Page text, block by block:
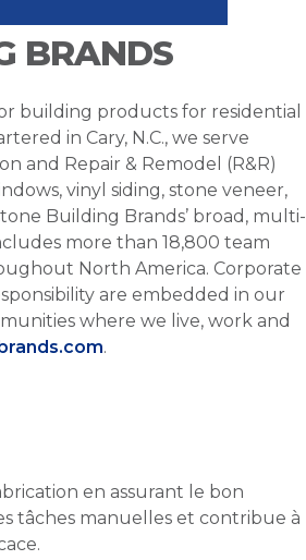
BRANDS
building products for residential
in Cary, N.C., we serve
and Repair & Remodel (R&R)
vinyl siding, stone veneer,
Building Brands’ broad, multi-
more than 18,800 team
North America. Corporate
are embedded in our
where we live, work and
.
en assurant le bon
tâches manuelles et contribue à